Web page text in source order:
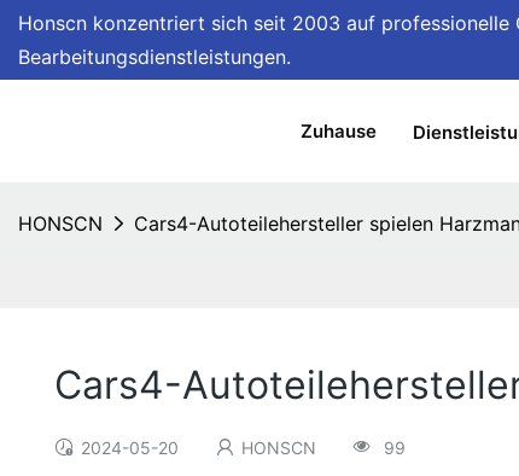
Honscn konzentriert sich seit 2003 auf professionelle
Bearbeitungsdienstleistungen.
Zuhause
HONSCN Cars4-Autoteilehersteller spielen
Cars4-
2024-05-20 HONSCN 99